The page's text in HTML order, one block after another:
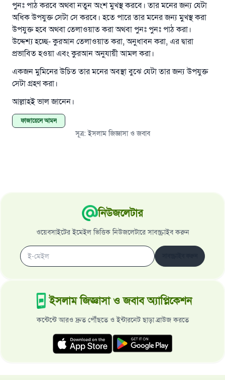
পুনঃ পাঠ করবে অথবা নতুন অংশ মুখস্থ করবে। তার মনের জন্য যেটা
অধিক উপযুক্ত সেটা সে করবে। হতে পারে তার মনের জন্য মুখস্থ করা
উপযুক্ত হবে অথবা তেলাওয়াত করা অথবা পুনঃ পুনঃ পাঠ করা।
উদ্দেশ্য হচ্ছে- কুরআন তেলাওয়াত করা, অনুধাবন করা, এর দ্বারা
প্রভাবিত হওয়া এবং কুরআন অনুযায়ী আমল করা।
একজন মুমিনের উচিত তার মনের অবস্থা বুঝে যেটা তার জন্য উপযুক্ত
সেটা গ্রহণ করা।
আল্লাহই ভাল জানেন।
ফাজায়েলে আমল
সূত্র:ইসলাম জিজ্ঞাসা ও জবাব
নিউজলেটার
ওয়েবসাইটের ইমেইল ভিত্তিক নিউজলেটারে সাবস্ক্রাইব করুন
ইসলাম জিজ্ঞাসা ও জবাব অ্যাপ্লিকেশন
কন্টেন্টে আরও দ্রুত পৌঁছতে ও ইন্টারনেট ছাড়া ব্রাউজ করতে